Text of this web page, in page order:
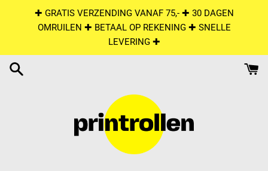
✚ GRATIS VERZENDING VANAF 75,- ✚ 30 DAGEN
OMRUILEN ✚ BETAAL OP REKENING ✚ SNELLE
LEVERING ✚